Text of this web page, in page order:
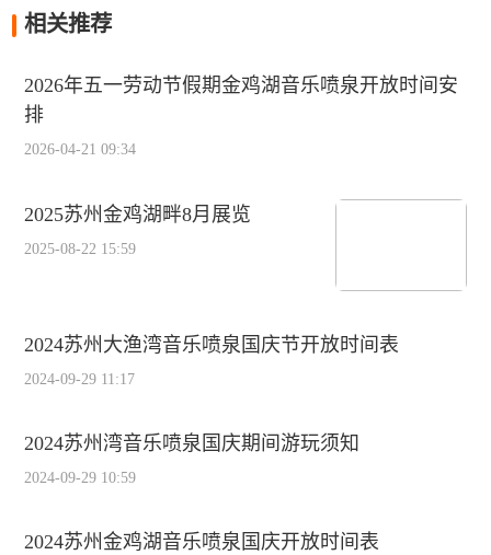
相关推荐
2026年五一劳动节假期金鸡湖音乐喷泉开放时间安
排
2026-04-21 09:34
2025苏州金鸡湖畔8月展览
2025-08-22 15:59
2024苏州大渔湾音乐喷泉国庆节开放时间表
2024-09-29 11:17
2024苏州湾音乐喷泉国庆期间游玩须知
2024-09-29 10:59
2024苏州金鸡湖音乐喷泉国庆开放时间表